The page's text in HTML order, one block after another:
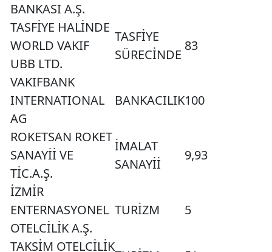
BANKASI A.Ş.
TASFİYE HALİNDE
WORLD VAKIF
UBB LTD.
TASFİYE
SÜRECİNDE
83
VAKIFBANK
INTERNATIONAL
AG
BANKACILIK100
ROKETSAN ROKET
SANAYİİ VE
TİC.A.Ş.
İMALAT
SANAYİİ
9,93
İZMİR
ENTERNASYONEL
OTELCİLİK A.Ş.
TURİZM 5
TAKSİM OTELCİLİK